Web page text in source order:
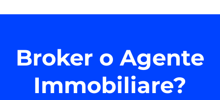
Broker o Agente
Immobiliare?